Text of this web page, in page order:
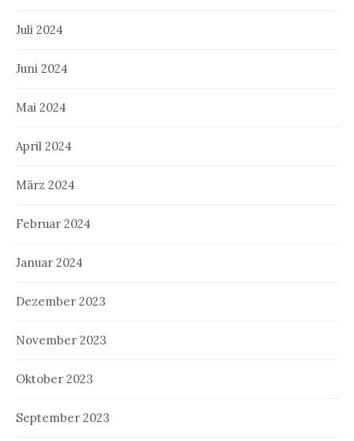
Juli 2024
Juni 2024
Mai 2024
April 2024
März 2024
Februar 2024
Januar 2024
Dezember 2023
November 2023
Oktober 2023
September 2023